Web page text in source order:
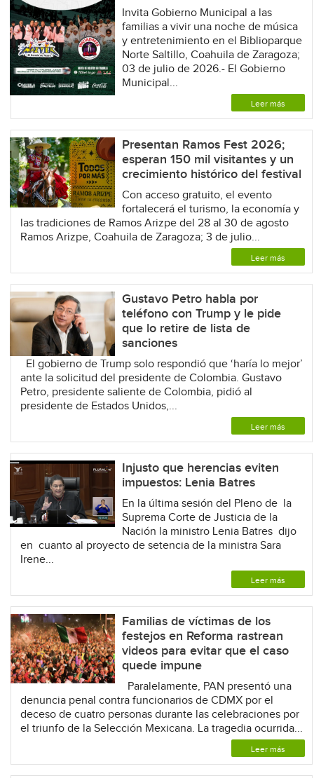
Invita Gobierno Municipal a las
familias a vivir una noche de música
y entretenimiento en el Biblioparque
Norte Saltillo, Coahuila de Zaragoza;
03 de julio de 2026.- El Gobierno
Municipal...
Leer más
Presentan Ramos Fest 2026;
esperan 150 mil visitantes y un
crecimiento histórico del festival
Con acceso gratuito, el evento
fortalecerá el turismo, la economía y
las tradiciones de Ramos Arizpe del 28 al 30 de agosto
Ramos Arizpe, Coahuila de Zaragoza; 3 de julio...
Leer más
Gustavo Petro habla por
teléfono con Trump y le pide
que lo retire de lista de
sanciones
El gobierno de Trump solo respondió que ‘haría lo mejor’
ante la solicitud del presidente de Colombia. Gustavo
Petro, presidente saliente de Colombia, pidió al
presidente de Estados Unidos,...
Leer más
Injusto que herencias eviten
impuestos: Lenia Batres
En la última sesión del Pleno de la
Suprema Corte de Justicia de la
Nación la ministro Lenia Batres dijo
en cuanto al proyecto de setencia de la ministra Sara
Irene...
Leer más
Familias de víctimas de los
festejos en Reforma rastrean
videos para evitar que el caso
quede impune
Paralelamente, PAN presentó una
denuncia penal contra funcionarios de CDMX por el
deceso de cuatro personas durante las celebraciones por
el triunfo de la Selección Mexicana. La tragedia ocurrida...
Leer más